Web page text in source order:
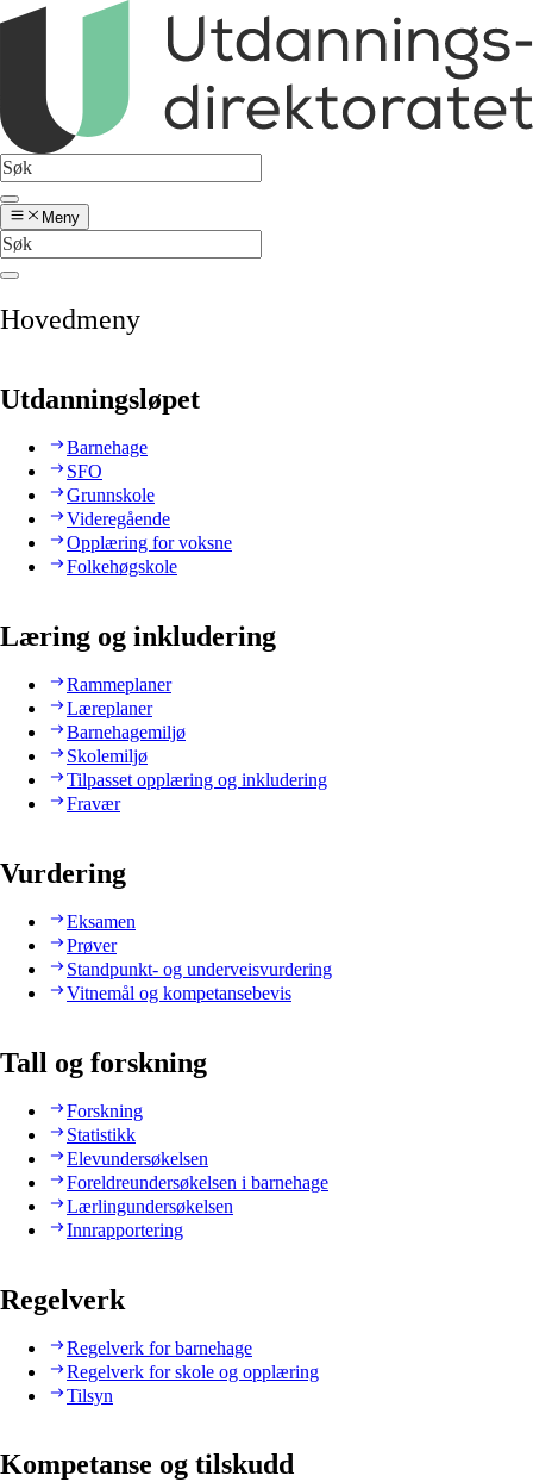
Meny
Hovedmeny
Utdanningsløpet
Barnehage
SFO
Grunnskole
Videregående
Opplæring for voksne
Folkehøgskole
Læring og inkludering
Rammeplaner
Læreplaner
Barnehagemiljø
Skolemiljø
Tilpasset opplæring og inkludering
Fravær
Vurdering
Eksamen
Prøver
Standpunkt- og underveisvurdering
Vitnemål og kompetansebevis
Tall og forskning
Forskning
Statistikk
Elevundersøkelsen
Foreldreundersøkelsen i barnehage
Lærlingundersøkelsen
Innrapportering
Regelverk
Regelverk for barnehage
Regelverk for skole og opplæring
Tilsyn
Kompetanse og tilskudd